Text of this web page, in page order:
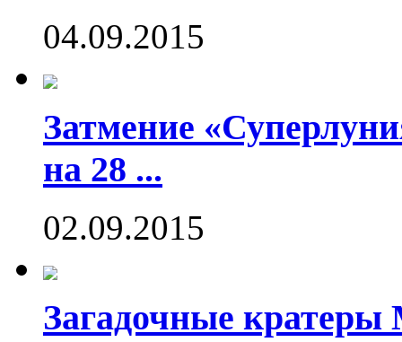
04.09.2015
Затмение
на 28 ...
02.09.2015
Загадочные